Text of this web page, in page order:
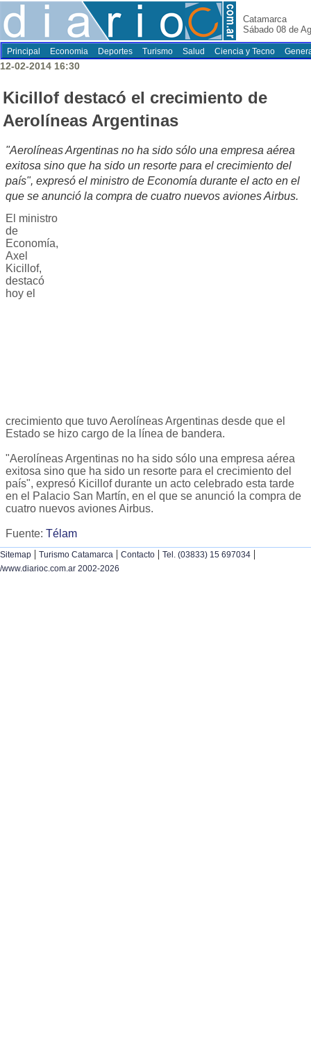
Catamarca
Sábado 08 de
Principal Economia Deportes Turismo Salud Ciencia y Tecno
12-02-2014 16:30
Kicillof destacó el crecimiento de
Aerolíneas Argentinas
"Aerolíneas Argentinas no ha sido sólo una empresa aérea
exitosa sino que ha sido un resorte para el crecimiento del
país", expresó el ministro de Economía durante el acto en el
que se anunció la compra de cuatro nuevos aviones Airbus.
El ministro
de
Economía,
Axel
Kicillof,
destacó
hoy el
crecimiento que tuvo Aerolíneas Argentinas desde que el
Estado se hizo cargo de la línea de bandera.
"Aerolíneas Argentinas no ha sido sólo una empresa aérea
exitosa sino que ha sido un resorte para el crecimiento del
país", expresó Kicillof durante un acto celebrado esta tarde
en el Palacio San Martín, en el que se anunció la compra de
cuatro nuevos aviones Airbus.
Fuente: Télam
Sitemap | Turismo Catamarca | Contacto | Tel. (03833) 15 697034 |
/www.diarioc.com.ar 2002-2026